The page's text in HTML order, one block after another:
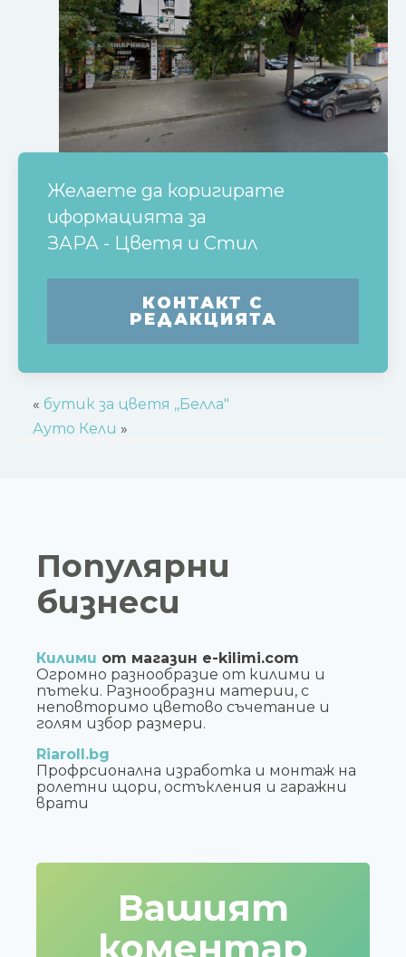
Желаете да коригирате
иформацията за
ЗАРА - Цветя и Стил
КОНТАКТ С
РЕДАКЦИЯТА
« бутик за цветя ,,Белла"
Ауто Кели »
Популярни
бизнеси
Килими от магазин e-kilimi.com
Огромно разнообразие от килими и
пътеки. Разнообразни материи, с
неповторимо цветово съчетание и
голям избор размери.
Riaroll.bg
Профрсионална изработка и монтаж на
ролетни щори, остъкления и гаражни
врати
Вашият
коментар